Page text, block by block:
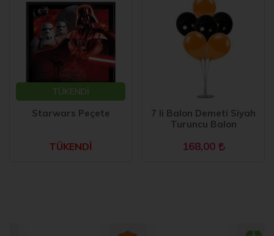
TÜKENDİ
Starwars Peçete
TÜKENDİ
7 li Balon Demeti Siyah
Turuncu Balon
168,00